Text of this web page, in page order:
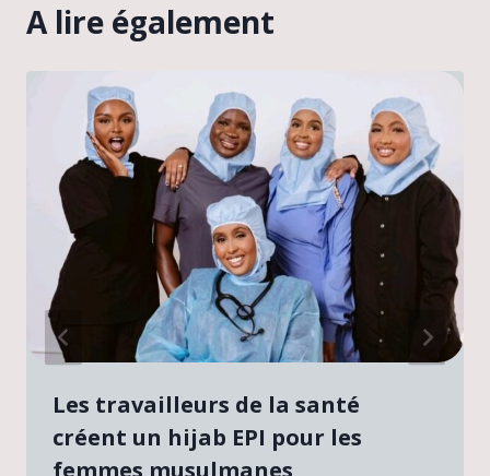
A lire également
Les travailleurs de la santé
créent un hijab EPI pour les
femmes musulmanes